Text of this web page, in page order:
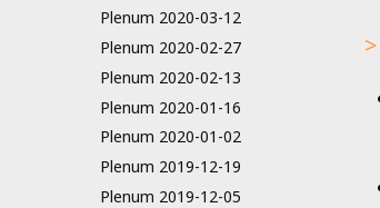
Plenum 2020-03-12
Plenum 2020-02-27
Plenum 2020-02-13
Plenum 2020-01-16
Plenum 2020-01-02
Plenum 2019-12-19
Plenum 2019-12-05